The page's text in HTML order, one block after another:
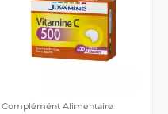
Complémént Alimentaire